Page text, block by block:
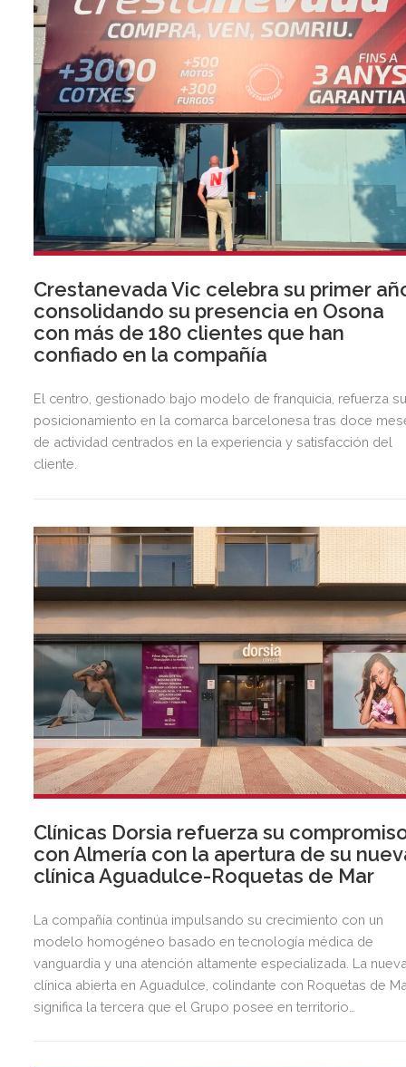
Crestanevada Vic celebra su primer
consolidando su presencia en Osona
con más de 180 clientes que han
confiado en la compañía
El centro, gestionado bajo modelo de franquicia, refuerza
posicionamiento en la comarca barcelonesa tras doce
de actividad centrados en la experiencia y satisfacción del
cliente.
Clínicas Dorsia refuerza su
con Almería con la apertura de su
clínica Aguadulce-Roquetas de Mar
La compañía continúa impulsando su crecimiento con un
modelo homogéneo basado en tecnología médica de
vanguardia y una atención altamente especializada. La
clínica abierta en Aguadulce, colindante con Roquetas de
significa la tercera que el Grupo posee en territorio